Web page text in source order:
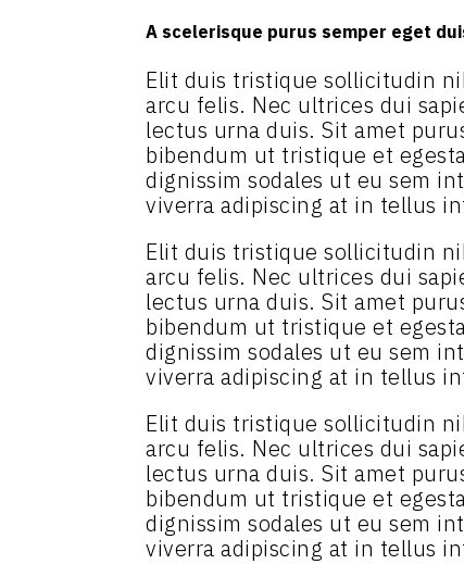
A scelerisque purus semper eget
Elit duis tristique sollicitudin
arcu felis. Nec ultrices dui
lectus urna duis. Sit amet
bibendum ut tristique et
dignissim sodales ut eu sem
viverra adipiscing at in tellus
Elit duis tristique sollicitudin
arcu felis. Nec ultrices dui
lectus urna duis. Sit amet
bibendum ut tristique et
dignissim sodales ut eu sem
viverra adipiscing at in tellus
Elit duis tristique sollicitudin
arcu felis. Nec ultrices dui
lectus urna duis. Sit amet
bibendum ut tristique et
dignissim sodales ut eu sem
viverra adipiscing at in tellus